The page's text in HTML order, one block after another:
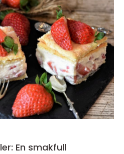
En smakfull